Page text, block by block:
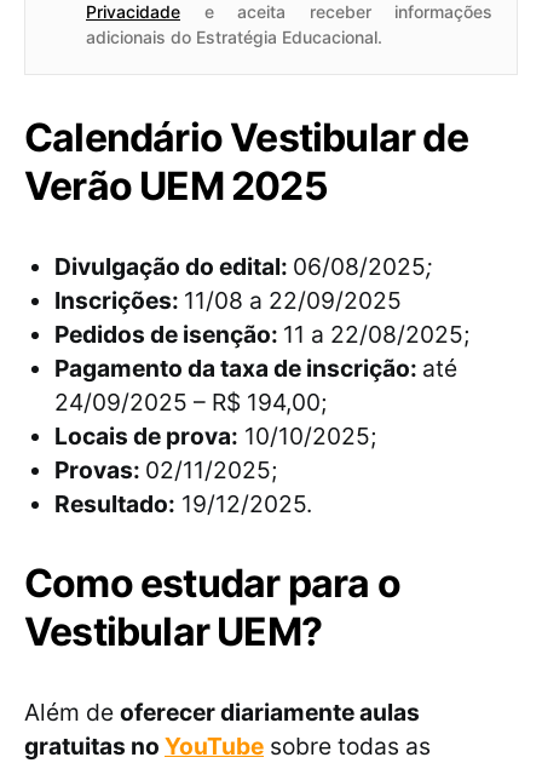
Privacidade e aceita receber informações
adicionais do Estratégia Educacional.
Calendário Vestibular de
Verão UEM 2025
Divulgação do edital: 06/08/2025;
Inscrições: 11/08 a 22/09/2025
Pedidos de isenção: 11 a 22/08/2025;
Pagamento da taxa de inscrição: até
24/09/2025 – R$ 194,00;
Locais de prova: 10/10/2025;
Provas: 02/11/2025;
Resultado: 19/12/2025.
Como estudar para o
Vestibular UEM?
Além de oferecer diariamente aulas
gratuitas no YouTube sobre todas as